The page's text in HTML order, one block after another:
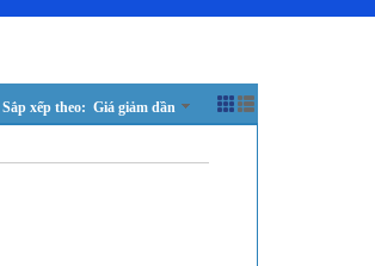
Sắp xếp theo: Giá giảm dần